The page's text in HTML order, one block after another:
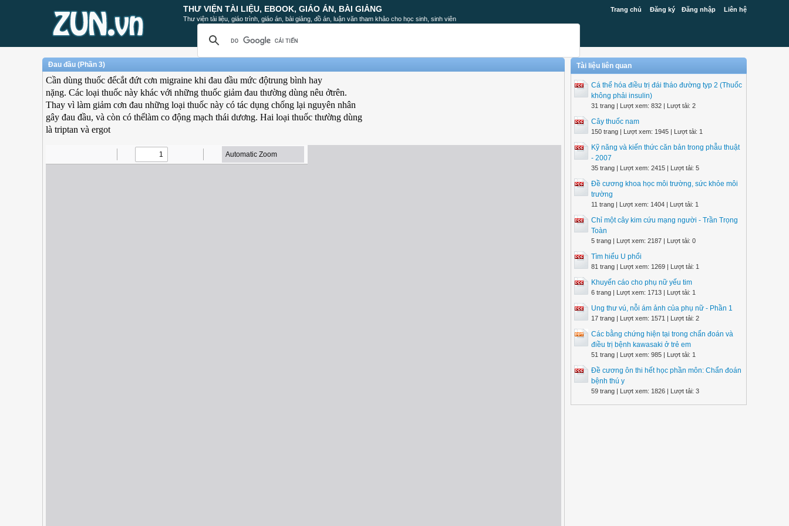
Trang chủ Đăng ký Đăng nhập Liên hệ
THƯ VIỆN TÀI LIỆU, EBOOK, GIÁO ÁN, BÀI GIẢNG
Thư viện tài liệu, giáo trình, giáo án, bài giảng, đồ án, luận văn tham khảo cho học sinh, sinh viên
Đau đầu (Phần 3)
Cần dùng thuốc đểcắt đứt cơn migraine khi đau đầu mức độtrung bình hay
nặng. Các loại thuốc này khác với những thuốc giảm đau thường dùng nêu ởtrên.
Thay vì làm giảm cơn đau những loại thuốc này có tác dụng chống lại nguyên nhân
gây đau đầu, và còn có thểlàm co động mạch thái dương. Hai loại thuốc thường dùng
là triptan và ergot
Tài liệu liên quan
Cá thể hóa điều trị đái tháo đường typ 2 (Thuốc
không phải insulin)
31 trang | Lượt xem: 832 | Lượt tải: 2
Cây thuốc nam
150 trang | Lượt xem: 1945 | Lượt tải: 1
Kỹ năng và kiến thức căn bản trong phẫu thuật
- 2007
35 trang | Lượt xem: 2415 | Lượt tải: 5
Đề cương khoa học môi trường, sức khỏe môi
trường
11 trang | Lượt xem: 1404 | Lượt tải: 1
Chỉ một cây kim cứu mạng người - Trần Trọng
Toàn
5 trang | Lượt xem: 2187 | Lượt tải: 0
Tìm hiểu U phổi
81 trang | Lượt xem: 1269 | Lượt tải: 1
Khuyến cáo cho phụ nữ yếu tim
6 trang | Lượt xem: 1713 | Lượt tải: 1
Ung thư vú, nỗi ám ảnh của phụ nữ - Phần 1
17 trang | Lượt xem: 1571 | Lượt tải: 2
Các bằng chứng hiện tại trong chẩn đoán và
điều trị bệnh kawasaki ở trẻ em
51 trang | Lượt xem: 985 | Lượt tải: 1
Đề cương ôn thi hết học phần môn: Chẩn đoán
bệnh thú y
59 trang | Lượt xem: 1826 | Lượt tải: 3